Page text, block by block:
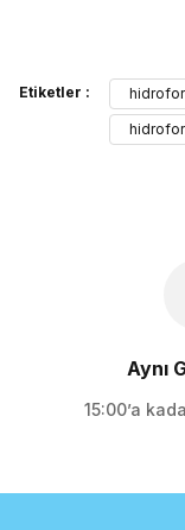
Görüş ve
Etiketler : hidrofor
Aynı
15:00’a